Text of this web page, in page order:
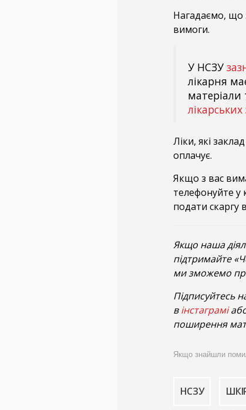
Нагадаємо, що
вимоги.
У НСЗУ
лікарня
матеріали
лікарських
Ліки, які
оплачує.
Якщо з вас
телефонуйте
подати скаргу
Якщо наша
підтримайте
ми зможемо
Підписуйтесь
вінстаграмі
поширення
Якщо знайшли
НСЗУ